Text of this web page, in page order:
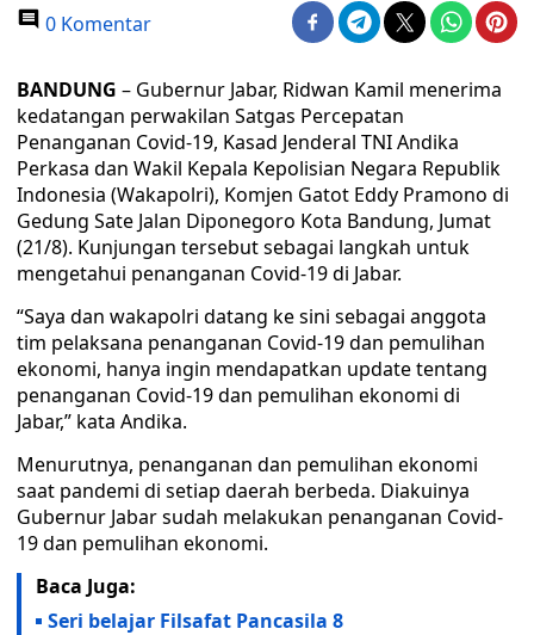
0 Komentar
BANDUNG – Gubernur Jabar, Ridwan Kamil menerima
kedatangan perwakilan Satgas Percepatan
Penanganan Covid-19, Kasad Jenderal TNI Andika
Perkasa dan Wakil Kepala Kepolisian Negara Republik
Indonesia (Wakapolri), Komjen Gatot Eddy Pramono di
Gedung Sate Jalan Diponegoro Kota Bandung, Jumat
(21/8). Kunjungan tersebut sebagai langkah untuk
mengetahui penanganan Covid-19 di Jabar.
“Saya dan wakapolri datang ke sini sebagai anggota
tim pelaksana penanganan Covid-19 dan pemulihan
ekonomi, hanya ingin mendapatkan update tentang
penanganan Covid-19 dan pemulihan ekonomi di
Jabar,” kata Andika.
Menurutnya, penanganan dan pemulihan ekonomi
saat pandemi di setiap daerah berbeda. Diakuinya
Gubernur Jabar sudah melakukan penanganan Covid-
19 dan pemulihan ekonomi.
Baca Juga:
Seri belajar Filsafat Pancasila 8